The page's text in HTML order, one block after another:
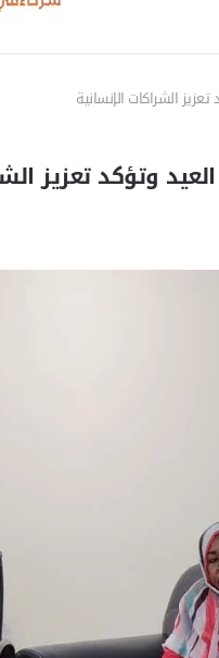
الشراكات الإنسانية
وتؤكد تعزيز